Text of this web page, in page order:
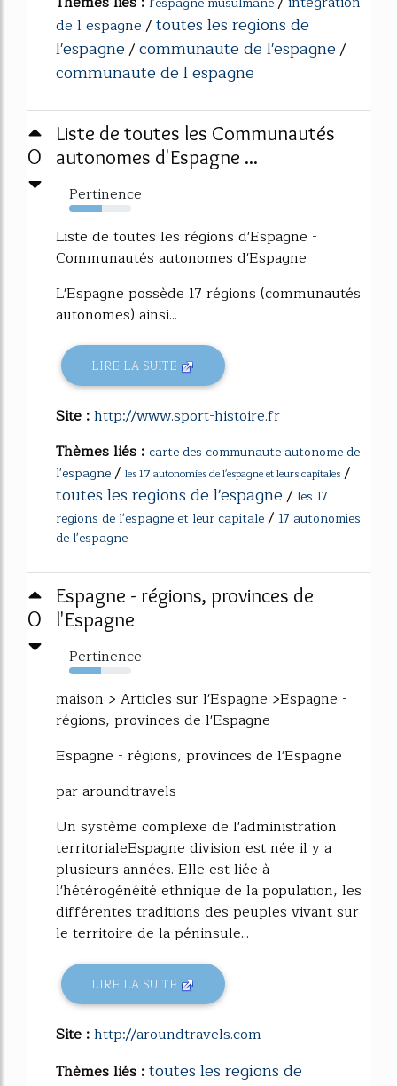
de l espagne/toutes les regions de
l'espagne/communaute de l'espagne/
communaute de l espagne
0
Liste de toutes les Communautés
autonomes d'Espagne ...
Pertinence
53%
Liste de toutes les régions d'Espagne -
Communautés autonomes d'Espagne
L'Espagne possède 17 régions (communautés
autonomes) ainsi...
LIRE LA SUITE
Site :http://www.sport-histoire.fr
Thèmes liés : carte des communaute autonome de
l'espagne/ les 17 autonomies de l'espagne et leurs capitales /
toutes les regions de l'espagne/ les 17
regions de l'espagne et leur capitale/ 17 autonomies
de l'espagne
0
Espagne - régions, provinces de
l'Espagne
Pertinence
52%
maison > Articles sur l'Espagne >Espagne -
régions, provinces de l'Espagne
Espagne - régions, provinces de l'Espagne
par aroundtravels
Un système complexe de l'administration
territorialeEspagne division est née il y a
plusieurs années. Elle est liée à
l'hétérogénéité ethnique de la population, les
différentes traditions des peuples vivant sur
le territoire de la péninsule...
LIRE LA SUITE
Site :http://aroundtravels.com
Thèmes liés :toutes les regions de